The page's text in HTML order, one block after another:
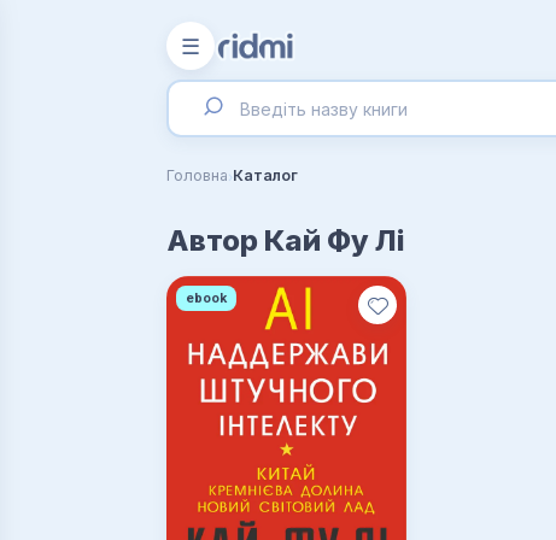
☰
Головна›Каталог
Автор Кай Фу Лі
ebook